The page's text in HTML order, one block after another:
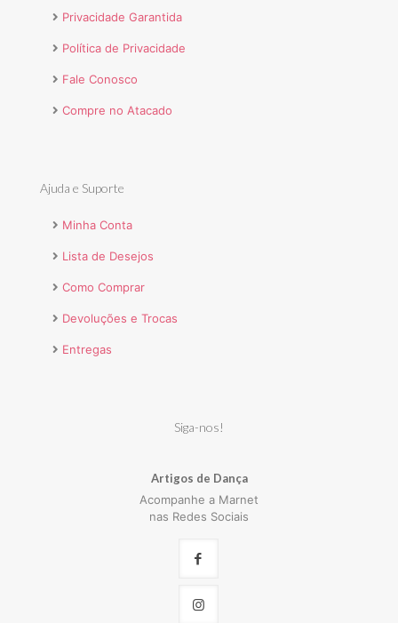
Privacidade Garantida
Política de Privacidade
Fale Conosco
Compre no Atacado
Ajuda e Suporte
Minha Conta
Lista de Desejos
Como Comprar
Devoluções e Trocas
Entregas
Siga-nos!
Artigos de Dança
Acompanhe a Marnet
nas Redes Sociais